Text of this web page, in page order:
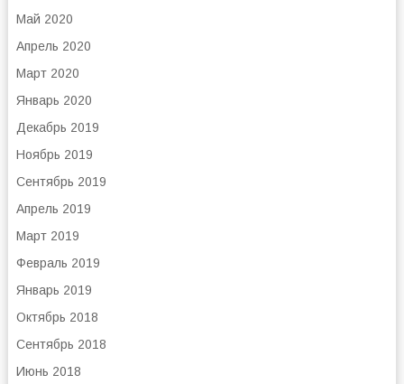
Май 2020
Апрель 2020
Март 2020
Январь 2020
Декабрь 2019
Ноябрь 2019
Сентябрь 2019
Апрель 2019
Март 2019
Февраль 2019
Январь 2019
Октябрь 2018
Сентябрь 2018
Июнь 2018